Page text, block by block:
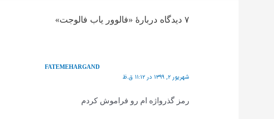
۷ دیدگاه دربارهٔ «فالوور یاب فالوجت»
FATEMEHARGAND
شهریور ۲, ۱۳۹۹ در ۱۱:۱۲ ق.ظ
رمز گذرواژه ام رو فراموش کردم